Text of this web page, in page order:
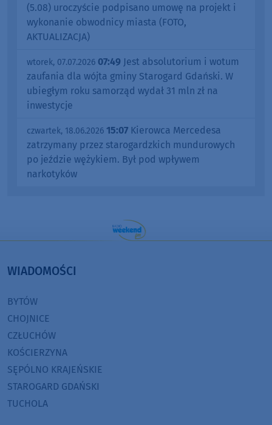
(5.08) uroczyście podpisano umowę na projekt i
wykonanie obwodnicy miasta (FOTO,
AKTUALIZACJA)
wtorek, 07.07.2026 07:49 Jest absolutorium i wotum
zaufania dla wójta gminy Starogard Gdański. W
ubiegłym roku samorząd wydał 31 mln zł na
inwestycje
czwartek, 18.06.2026 15:07 Kierowca Mercedesa
zatrzymany przez starogardzkich mundurowych
po jeździe wężykiem. Był pod wpływem
narkotyków
WIADOMOŚCI
BYTÓW
CHOJNICE
CZŁUCHÓW
KOŚCIERZYNA
SĘPÓLNO KRAJEŃSKIE
STAROGARD GDAŃSKI
TUCHOLA